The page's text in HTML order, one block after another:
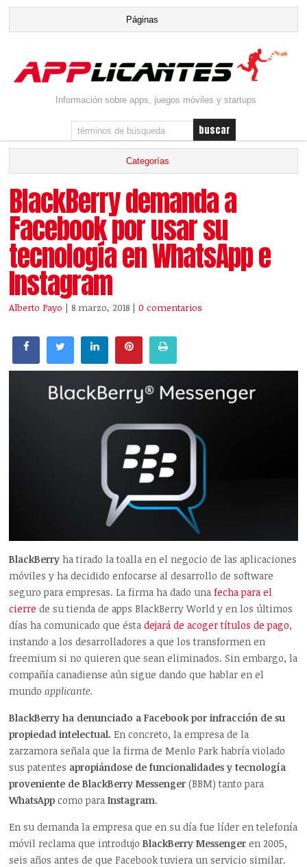
Información sobre apps, juegos móviles y startups
BlackBerry demanda a
Facebook por usar su
tecnología en WhatsApp e
Instagram
Alberto Payo | 8 marzo, 2018 |0 comentarios
BlackBerry ha tirado la toalla en el negocio de las aplicaciones
móviles y ha decidido enfocarse al desarrollo de software
seguro para empresas. La firma ha dado una fecha para el
cierre de su tienda de apps BlackBerry World y en los últimos
días ha comunicado que éstadejará de acoger títulos de pago,
instando a los desarrolladores a que los transformen en
freemium si no quieren que sean eliminados. Sin embargo, la
compañía canadiense aún sigue dando que hablar en el
mundoapplicante.
BlackBerry ha denunciado a Facebook por infracción de su
propiedad intelectual. En concreto, la empresa de la
zarzamora señala que la firma de Menlo Park habría violado
sus patentes apropiándose de funcionalidades y tecnología
proveniente de BlackBerry Messenger (BBM) tanto para
WhatsApp como paraInstagram.
En su demanda la empresa que en su día fue líder en telefonía
móvil reclama que introdujoBlackBerry Messenger en 2005,
seis años antes de que Facebook tuviera un servicio similar.